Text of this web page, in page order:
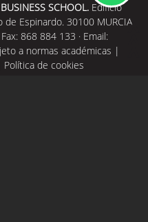
SCHOOL. Edificio
de Espinardo. 30100 MURCIA
868 884 133 · Email:
a normas académicas |
Política de cookies